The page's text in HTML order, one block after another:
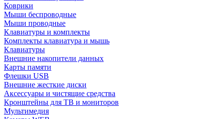
Коврики
Мыши беспроводные
Мыши проводные
Клавиатуры и комплекты
Комплекты клавиатура и мышь
Клавиатуры
Внешние накопители данных
Карты памяти
Флешки USB
Внешние жесткие диски
Аксессуары и чистящие средства
Кронштейны для ТВ и мониторов
Мультимедия